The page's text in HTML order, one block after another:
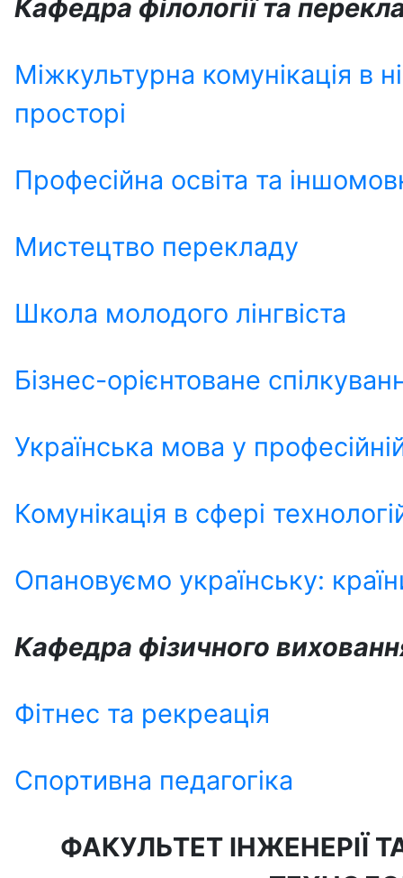
Кафедра філології та
Міжкультурна комунікація в
просторі
Професійна освіта та
Мистецтво перекладу
Школа молодого лінгвіста
Бізнес-орієнтоване
Українська мова у
Комунікація в сфері
Опановуємо українську:
Кафедра фізичного
Фітнес та рекреація
Спортивна педагогіка
ФАКУЛЬТЕТ ІНЖЕНЕРІЇ